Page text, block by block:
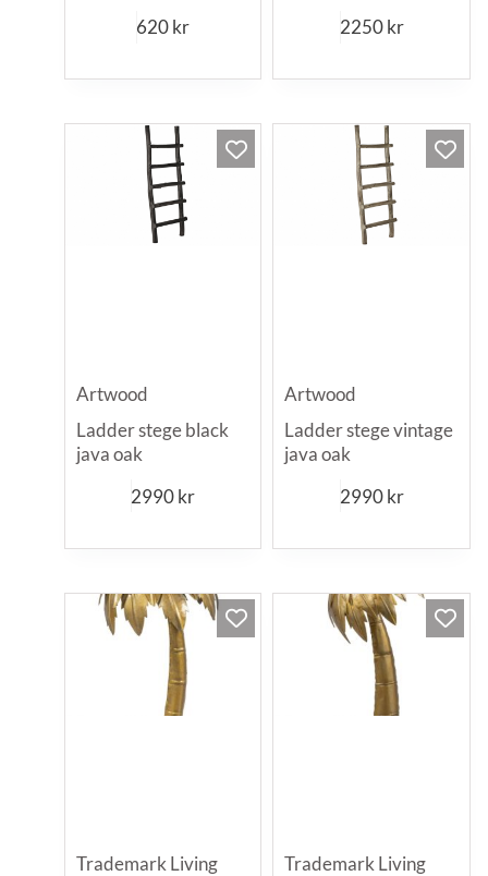
620kr 2250kr
Artwood
Ladder stege black
java oak
2990kr
Artwood
Ladder stege vintage
java oak
2990kr
Trademark Living
Trademark Living